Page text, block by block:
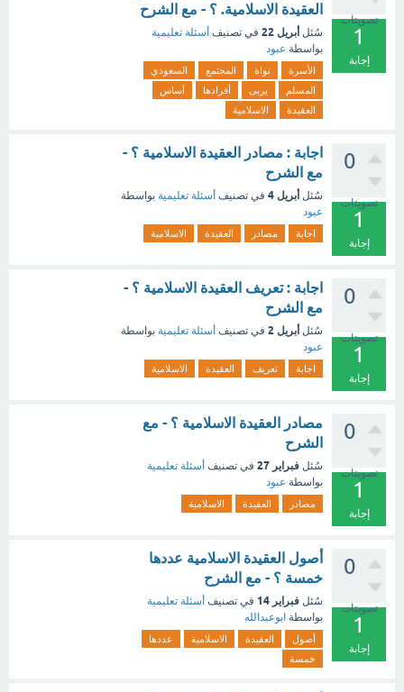
تصويتات
1
إجابة
العقيدة الاسلامية. ؟ - مع الشرح
سُئل أبريل 22 في تصنيف أسئلة تعليمية
بواسطة عبود
الأسرة نواة المجتمع
السعودي
المسلم
يربى أفرادها
أساس
العقيدة
الاسلامية
0
تصويتات
1
إجابة
اجابة : مصادر العقيدة الاسلامية ؟ -
مع الشرح
سُئل أبريل 4 في تصنيف أسئلة تعليمية بواسطة
عبود
اجابة مصادر العقيدة الاسلامية
0
تصويتات
1
إجابة
اجابة : تعريف العقيدة الاسلامية ؟ -
مع الشرح
سُئل أبريل 2 في تصنيف أسئلة تعليمية بواسطة
عبود
اجابة تعريف العقيدة الاسلامية
0
تصويتات
1
إجابة
مصادر العقيدة الاسلامية ؟ - مع
الشرح
سُئل فبراير 27 في تصنيف أسئلة تعليمية
بواسطة عبود
مصادر العقيدة الاسلامية
0
تصويتات
1
إجابة
أصول العقيدة الاسلامية عددها
خمسة ؟ - مع الشرح
سُئل فبراير 14 في تصنيف أسئلة تعليمية
بواسطة ابوعبدالله
أصول العقيدة الاسلامية
عددها
خمسة